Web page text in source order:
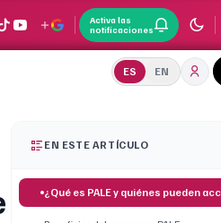
Activa las
notificaciones
ES EN
EN ESTE ARTÍCULO
¿Qué es PALE y quiénes pueden